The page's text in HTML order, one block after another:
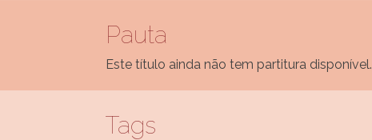
Pauta
Este título ainda não tem partitura disponível.
Tags